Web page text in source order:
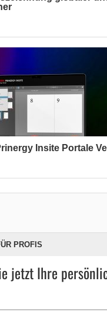
Insite Portale
PROFIS
jetzt Ihre